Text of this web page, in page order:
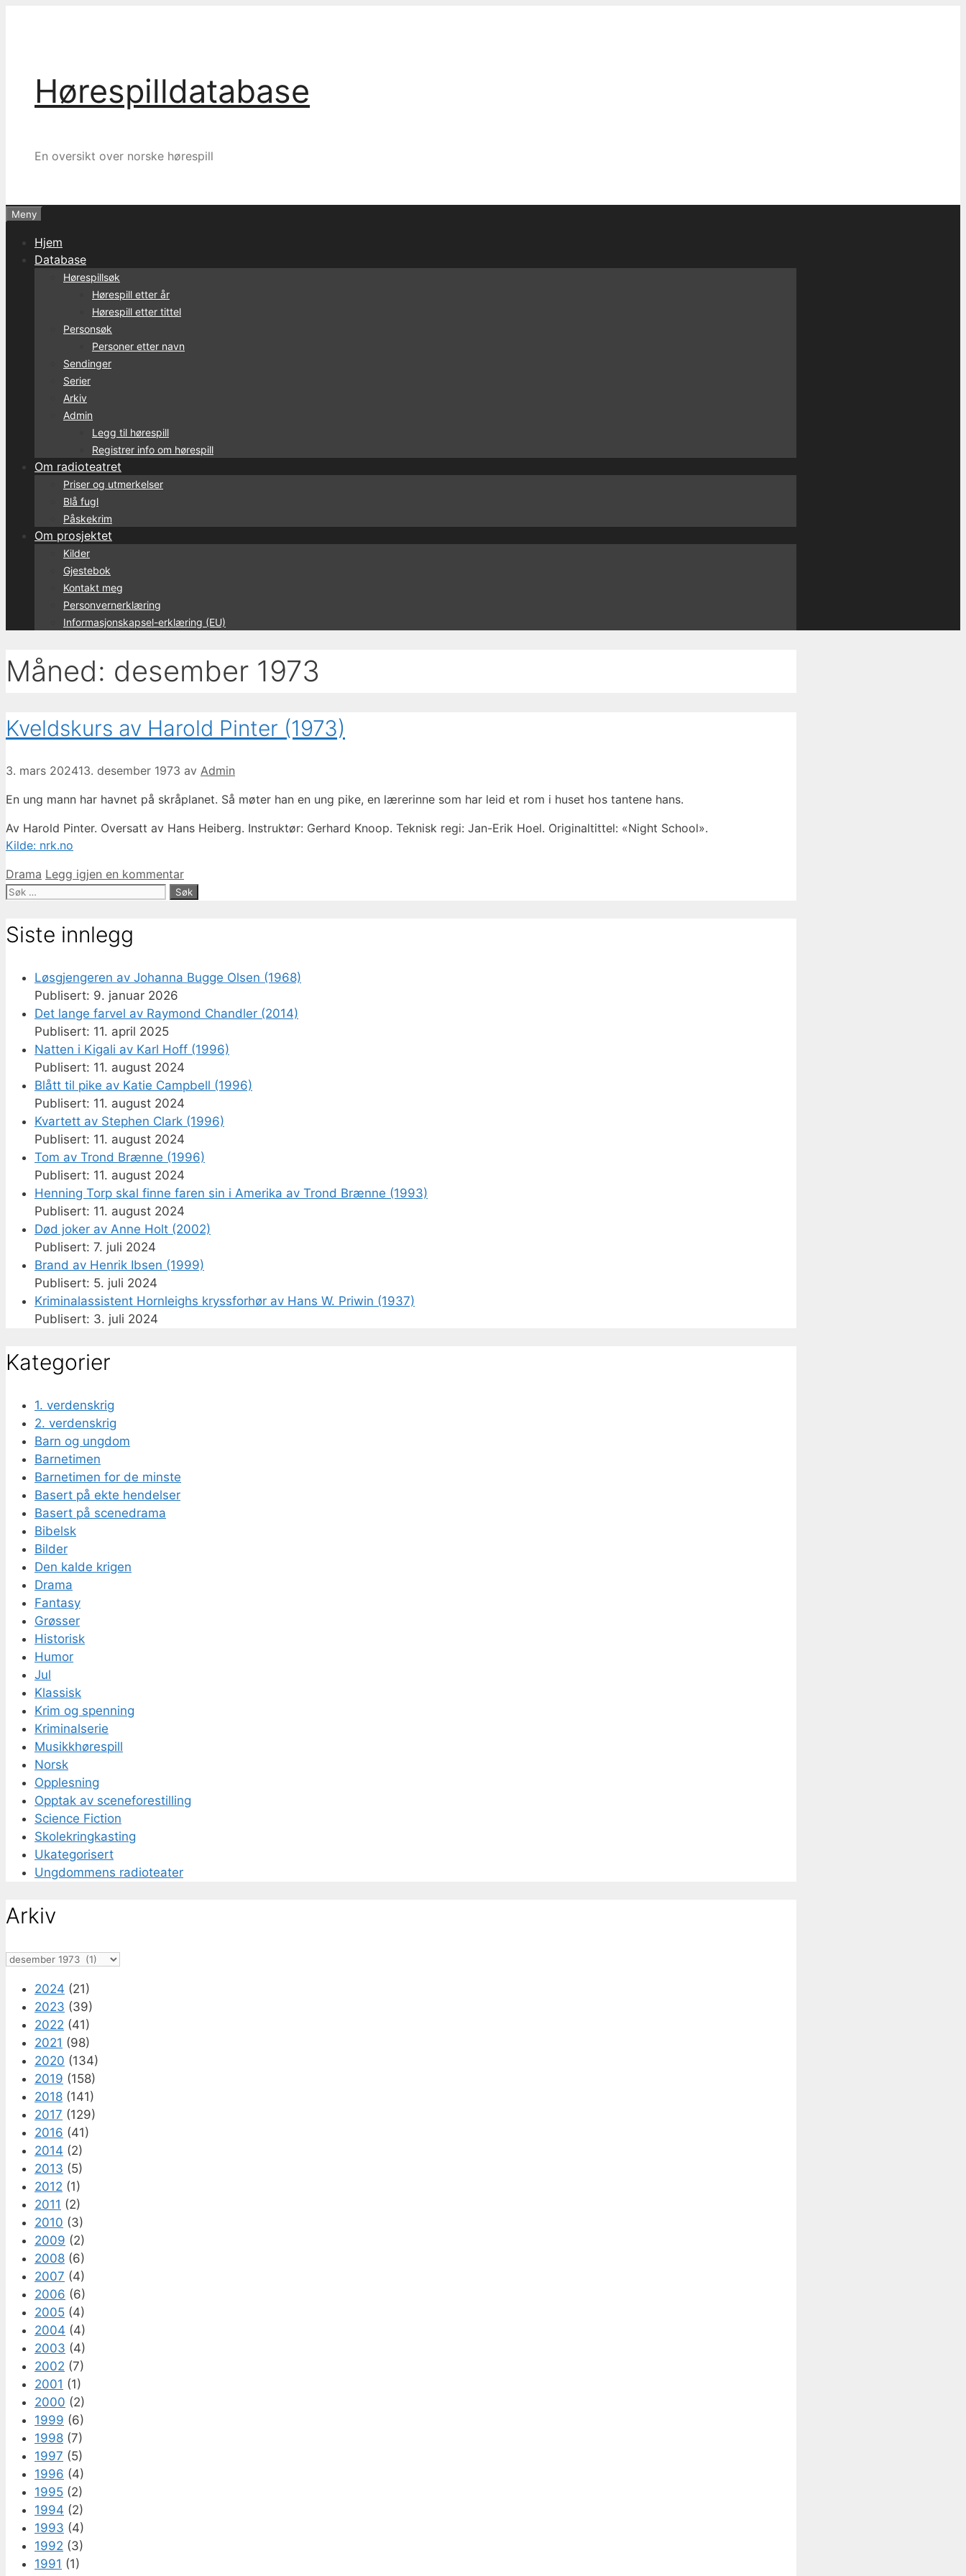
Hørespilldatabase
En oversikt over norske hørespill
Meny
Hjem
Database
Hørespillsøk
Hørespill etter år
Hørespill etter tittel
Personsøk
Personer etter navn
Sendinger
Serier
Arkiv
Admin
Legg til hørespill
Registrer info om hørespill
Om radioteatret
Priser og utmerkelser
Blå fugl
Påskekrim
Om prosjektet
Kilder
Gjestebok
Kontakt meg
Personvernerklæring
Informasjonskapsel-erklæring (EU)
Måned: desember 1973
Kveldskurs av Harold Pinter (1973)
3. mars 202413. desember 1973 av Admin
En ung mann har havnet på skråplanet. Så møter han en ung pike, en lærerinne som har leid et rom i huset hos tantene hans.
Av Harold Pinter. Oversatt av Hans Heiberg. Instruktør: Gerhard Knoop. Teknisk regi: Jan-Erik Hoel. Originaltittel: «Night School».
Kilde: nrk.no
Kategorier
Drama Legg igjen en kommentar
Søk
Siste innlegg
Løsgjengeren av Johanna Bugge Olsen (1968)
9. januar 2026
Det lange farvel av Raymond Chandler (2014)
11. april 2025
Natten i Kigali av Karl Hoff (1996)
11. august 2024
Blått til pike av Katie Campbell (1996)
11. august 2024
Kvartett av Stephen Clark (1996)
11. august 2024
Tom av Trond Brænne (1996)
11. august 2024
Henning Torp skal finne faren sin i Amerika av Trond Brænne (1993)
11. august 2024
Død joker av Anne Holt (2002)
7. juli 2024
Brand av Henrik Ibsen (1999)
5. juli 2024
Kriminalassistent Hornleighs kryssforhør av Hans W. Priwin (1937)
3. juli 2024
Kategorier
1. verdenskrig
2. verdenskrig
Barn og ungdom
Barnetimen
Barnetimen for de minste
Basert på ekte hendelser
Basert på scenedrama
Bibelsk
Bilder
Den kalde krigen
Drama
Fantasy
Grøsser
Historisk
Humor
Jul
Klassisk
Krim og spenning
Kriminalserie
Musikkhørespill
Norsk
Opplesning
Opptak av sceneforestilling
Science Fiction
Skolekringkasting
Ukategorisert
Ungdommens radioteater
Arkiv
Arkiv
2024 (21)
2023 (39)
2022 (41)
2021 (98)
2020 (134)
2019 (158)
2018 (141)
2017 (129)
2016 (41)
2014 (2)
2013 (5)
2012 (1)
2011 (2)
2010 (3)
2009 (2)
2008 (6)
2007 (4)
2006 (6)
2005 (4)
2004 (4)
2003 (4)
2002 (7)
2001 (1)
2000 (2)
1999 (6)
1998 (7)
1997 (5)
1996 (4)
1995 (2)
1994 (2)
1993 (4)
1992 (3)
1991 (1)